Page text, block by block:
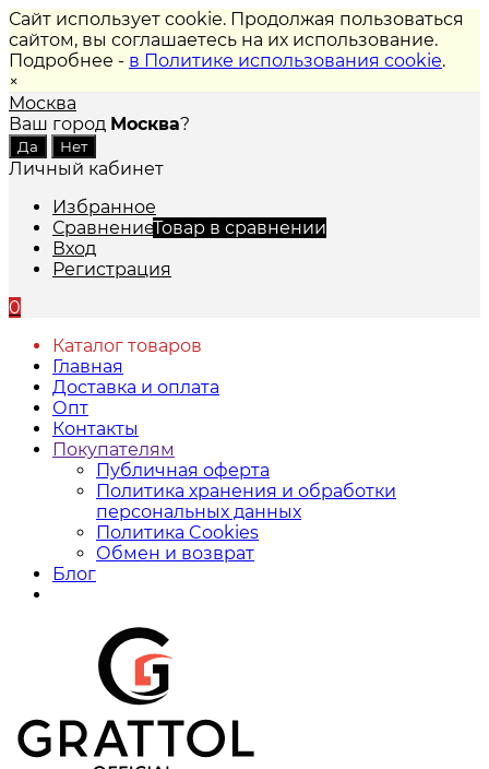
Сайт использует cookie. Продолжая пользоваться
сайтом, вы соглашаетесь на их использование.
Подробнее - в Политике использования cookie.
×
Москва
Ваш город Москва?
Личный кабинет
Избранное
СравнениеТовар в сравнении
Вход
Регистрация
0
Каталог товаров
Главная
Доставка и оплата
Опт
Контакты
Покупателям
Публичная оферта
Политика хранения и обработки
персональных данных
Политика Cookies
Обмен и возврат
Блог